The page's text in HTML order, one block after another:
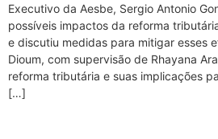
Executivo da Aesbe, Sergio Antonio
possíveis impactos da reforma
e discutiu medidas para mitigar esses
Dioum, com supervisão de Rhayana
reforma tributária e suas implicações
[…]